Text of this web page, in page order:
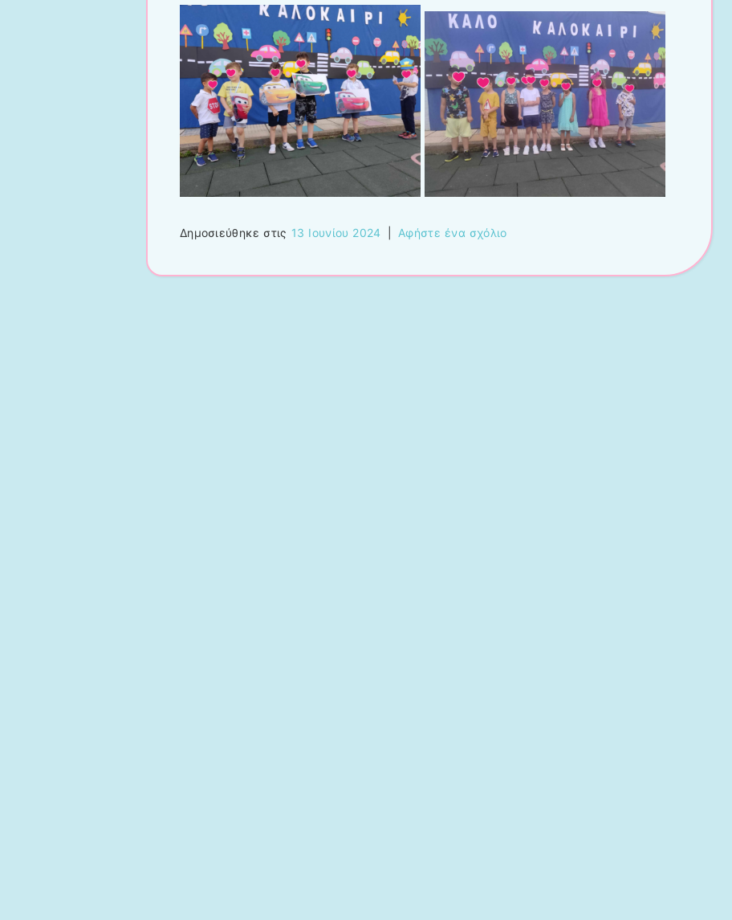
Δημοσιεύθηκε στις 13 Ιουνίου 2024 Αφήστε ένα σχόλιο